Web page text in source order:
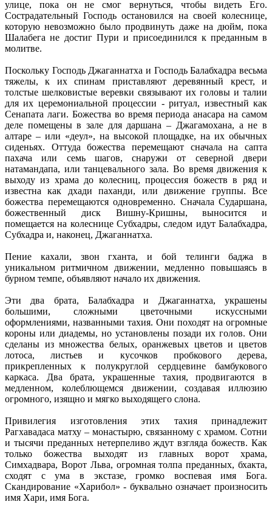
улице, пока он не смог вернуться, чтобы видеть Его.
Сострадательный Господь остановился на своей колеснице,
которую невозможно было продвинуть даже на дюйм, пока
Шалабега не достиг Пури и присоединился к преданным в
молитве.
Поскольку Господь Джаганнатха и Господь Балабхадра весьма
тяжелы, к их спинам приставляют деревянный крест, и
толстые шелковистые веревки связывают их головы и талии
для их церемониальной процессии - ритуал, известный как
Сенапата лаги. Божества во время периода анасара на самом
деле помещены в зале для даршана – Джагамохана, а не в
алтаре – или «деул», на высокой площадке, на их обычных
сиденьях. Оттуда божества перемещают сначала на сапта
пахача или семь шагов, снаружи от северной двери
натамандапа, или танцевального зала. Во время движения к
выходу из храма до колесниц, процессия божеств в ряд и
известна как дхади паханди, или движение группы. Все
божества перемещаются одновременно. Сначала Сударшана,
божественный диск Вишну-Кришны, выносится и
помещается на колеснице Субхадры, следом идут Балабхадра,
Субхадра и, наконец, Джаганнатха.
Пение кахали, звон гханта, и бой телинги баджа в
уникальном ритмичном движении, медленно повышаясь в
бурном темпе, объявляют начало их движения.
Эти два брата, Балабхадра и Джаганнатха, украшены
большими, сложными цветочными искуссными
оформлениями, названными тахия. Они походят на огромные
короны или диадемы, но установлены позади их голов. Они
сделаны из множества белых, оранжевых цветов и цветов
лотоса, листьев и кусочков пробкового дерева,
прикрепленных к полукруглой сердцевине бамбукового
каркаса. Два брата, украшенные тахия, продвигаются в
медленном, колеблющемся движении, создавая иллюзию
огромного, изящно и мягко выходящего слона.
Привилегия изготовления этих тахия принадлежит
Рагхавадаса матху – монастырю, связанному с храмом. Сотни
и тысячи преданных нетерпеливо ждут взгляда божеств. Как
только божества выходят из главных ворот храма,
Симхадвара, Ворот Льва, огромная толпа преданных, бхакта,
сходят с ума в экстазе, громко воспевая имя Бога.
Скандирование «Харибол» - буквально означает произносить
имя Хари, имя Бога.